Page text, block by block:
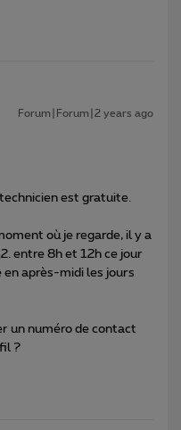
Forum|Forum|2 years ago
est gratuite.
où je regarde, il y a
entre 8h et 12h ce jour
après-midi les jours
un numéro de contact
?